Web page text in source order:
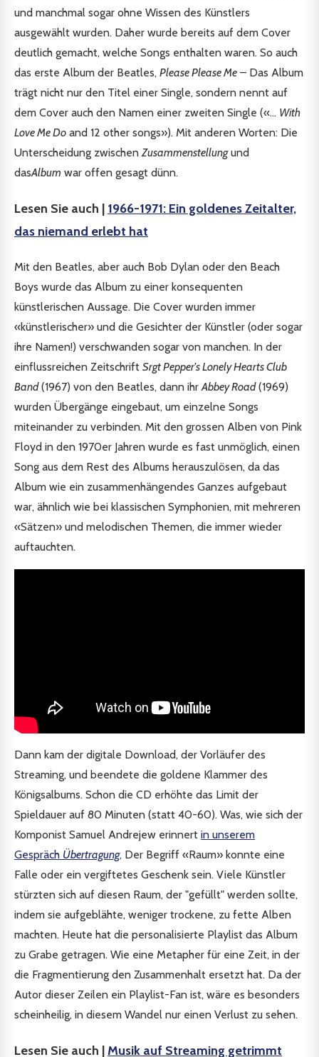
und manchmal sogar ohne Wissen des Künstlers
ausgewählt wurden. Daher wurde bereits auf dem Cover
deutlich gemacht, welche Songs enthalten waren. So auch
das erste Album der Beatles, Please Please Me – Das Album
trägt nicht nur den Titel einer Single, sondern nennt auf
dem Cover auch den Namen einer zweiten Single («... With
Love Me Do and 12 other songs»). Mit anderen Worten: Die
Unterscheidung zwischenZusammenstellungund
dasAlbum war offen gesagt dünn.
Lesen Sie auch | 1966-1971: Ein goldenes Zeitalter,
das niemand erlebt hat
Mit den Beatles, aber auch Bob Dylan oder den Beach
Boys wurde das Album zu einer konsequenten
künstlerischen Aussage. Die Cover wurden immer
«künstlerischer» und die Gesichter der Künstler (oder sogar
ihre Namen!) verschwanden sogar von manchen. In der
einflussreichen Zeitschrift Srgt Pepper's Lonely Hearts Club
Band(1967) von den Beatles, dann ihrAbbey Road(1969)
wurden Übergänge eingebaut, um einzelne Songs
miteinander zu verbinden. Mit den grossen Alben von Pink
Floyd in den 1970er Jahren wurde es fast unmöglich, einen
Song aus dem Rest des Albums herauszulösen, da das
Album wie ein zusammenhängendes Ganzes aufgebaut
war, ähnlich wie bei klassischen Symphonien, mit mehreren
«Sätzen» und melodischen Themen, die immer wieder
auftauchten.
Dann kam der digitale Download, der Vorläufer des
Streaming, und beendete die goldene Klammer des
Königsalbums. Schon die CD erhöhte das Limit der
Spieldauer auf 80 Minuten (statt 40-60). Was, wie sich der
Komponist Samuel Andrejew erinnert in unserem
Gespräch Übertragung, Der Begriff «Raum» konnte eine
Falle oder ein vergiftetes Geschenk sein. Viele Künstler
stürzten sich auf diesen Raum, der "gefüllt" werden sollte,
indem sie aufgeblähte, weniger trockene, zu fette Alben
machten. Heute hat die personalisierte Playlist das Album
zu Grabe getragen. Wie eine Metapher für eine Zeit, in der
die Fragmentierung den Zusammenhalt ersetzt hat. Da der
Autor dieser Zeilen ein Playlist-Fan ist, wäre es besonders
scheinheilig, in diesem Wandel nur einen Verlust zu sehen.
Lesen Sie auch |Musik auf Streaming getrimmt